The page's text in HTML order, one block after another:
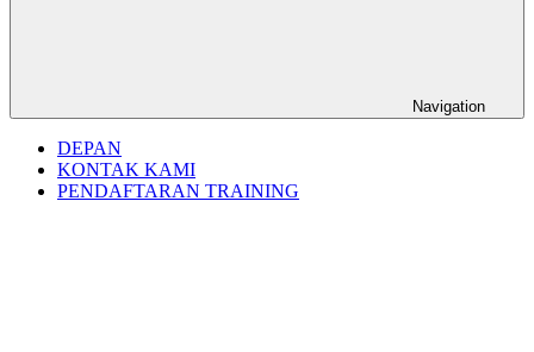
Navigation
DEPAN
KONTAK KAMI
PENDAFTARAN TRAINING